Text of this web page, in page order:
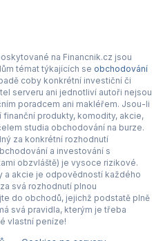
na Financnik.cz jsou
témat týkajících se obchodování
coby konkrétní investiční či
serveru ani jednotliví autoři nejsou
poradcem ani makléřem. Jsou-li
produkty, komodity, akcie,
studia obchodování na burze.
za konkrétní rozhodnutí
a investování s
obzvláště) je vysoce rizikové.
a akcie je odpovědností každého
svá rozhodnutí plnou
do obchodů, jejichž podstatě plně
svá pravidla, kterým je třeba
vlastní peníze!